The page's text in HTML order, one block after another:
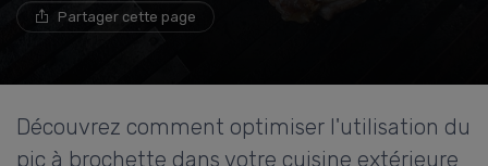
Partager cette page
Découvrez comment optimiser l'utilisation du
pic à brochette dans votre cuisine extérieure